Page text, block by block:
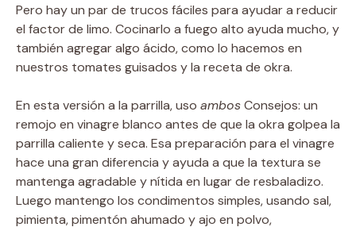
Pero hay un par de trucos fáciles para ayudar a reducir
el factor de limo. Cocinarlo a fuego alto ayuda mucho, y
también agregar algo ácido, como lo hacemos en
nuestros tomates guisados ​​y la receta de okra.
En esta versión a la parrilla, uso ambosConsejos: un
remojo en vinagre blanco antes de que la okra golpea la
parrilla caliente y seca. Esa preparación para el vinagre
hace una gran diferencia y ayuda a que la textura se
mantenga agradable y nítida en lugar de resbaladizo.
Luego mantengo los condimentos simples, usando sal,
pimienta, pimentón ahumado y ajo en polvo,